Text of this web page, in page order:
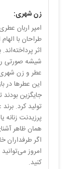
زن شهری:
امپر اربان
طراحان با
اثر
شیشه صورتی
عطر و زن
این عطرها در
جایگزین بودند
تولید کرد.
پرزیدنت زنانه
همان ظاهر
اگر طرفداران
امروز
کنید.